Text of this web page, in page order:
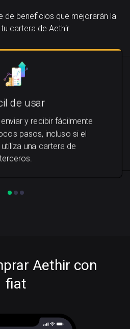
de beneficios que mejorarán la
cartera de Aethir.
de usar
y recibir fácilmente
pasos, incluso si el
una cartera de
terceros.
Aethir con
fiat